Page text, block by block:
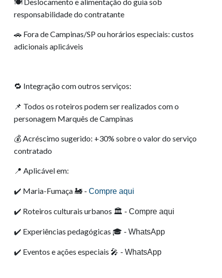
🍽️
responsabilidade do contratante
🚗 Fora de Campinas/SP ou horários especiais: custos
adicionais aplicáveis
🔁 Integração com outros serviços:
📌 Todos os roteiros podem ser realizados com o
personagem Marquês de Campinas
💰Acréscimo sugerido: +30% sobre o valor do serviço
contratado
📍 Aplicável em:
✔️ Maria-Fumaça🚂 - Compre aqui
✔️ Roteiros culturais urbanos 🏛️ - Compre aqui
✔️ Experiências pedagógicas 🎓 - WhatsApp
✔️ Eventos e ações especiais 🎤 - WhatsApp